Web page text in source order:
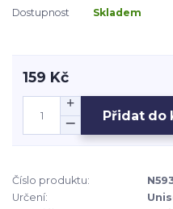
Dostupnost Skladem
159 Kč
Přidat do
Číslo produktu:
Určení: